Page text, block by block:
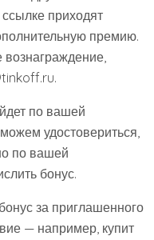
приходят
премию.
вознаграждение,
по вашей
удостовериться,
по вашей
бонус.
за приглашенного
— например, купит